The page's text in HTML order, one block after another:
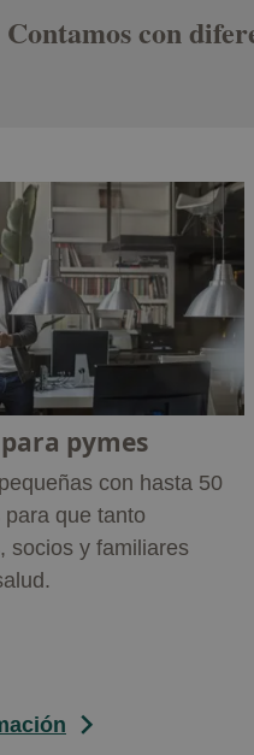
Contamos con
pymes
con hasta 50
que tanto
socios y familiares